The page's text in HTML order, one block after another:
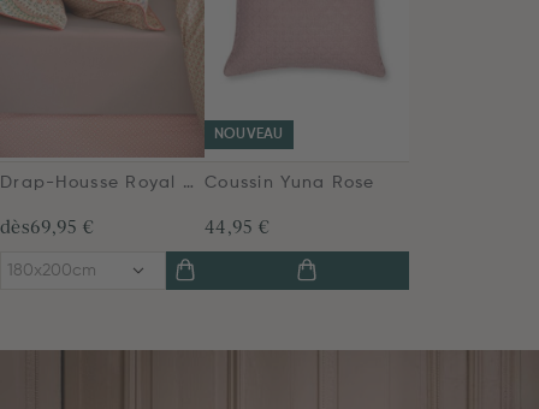
Drap-Housse Royal Nights Rose
dès69,95 €
180x200cm
NOUVEAU
Coussin Yuna Rose
44,95 €